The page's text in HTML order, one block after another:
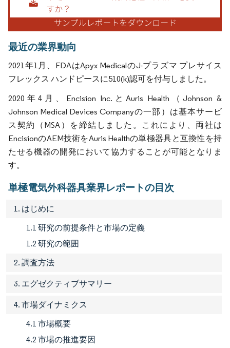
最近の業界動向
2021年1月、FDAはApyx MedicalのJ-プラズマ プレサイス
フレックス ハンドピースに510(k)認可を付与しました。
2020年4月、Encision Inc.とAuris Health（Johnson &
Johnson Medical Devices Companyの一部）は基本サービ
ス契約（MSA）を締結しました。これにより、両社は
EncisionのAEM技術をAuris Healthの単極器具と互換性を持
たせる機器の開発において協力することが可能となりま
す。
単極電気外科器具業界レポートの目次
1. はじめに
1.1 研究の前提条件と市場の定義
1.2 研究の範囲
2. 調査方法
3. エグゼクティブサマリー
4. 市場ダイナミクス
4.1 市場概要
4.2 市場の推進要因